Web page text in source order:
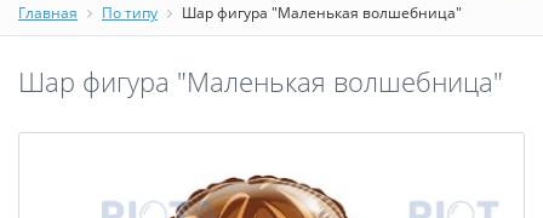
Главная По типу Шар фигура "Маленькая волшебница"
Шар фигура "Маленькая волшебница"